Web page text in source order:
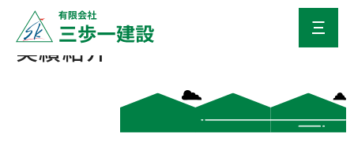
実績紹介